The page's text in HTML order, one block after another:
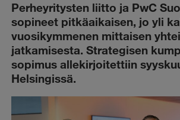
Perheyritysten liitto ja PwC
sopineet pitkäaikaisen, jo yli
vuosikymmenen mittaisen
jatkamisesta. Strategisen
sopimus allekirjoitettiin
Helsingissä.